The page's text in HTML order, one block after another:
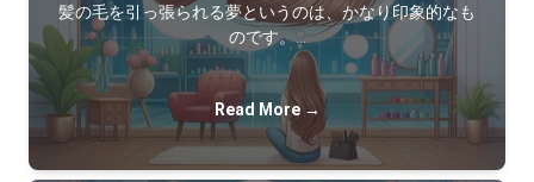
髪の毛を引っ張られる夢というのは、かなり印象的なも
のです。…
Read More →